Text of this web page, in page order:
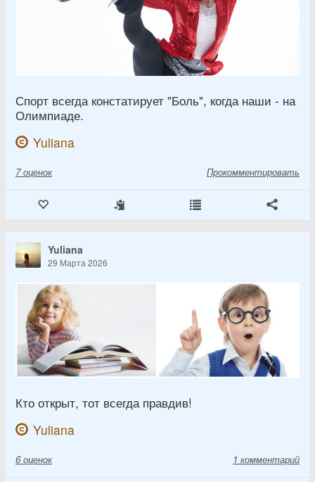
Спорт всегда констатирует "Боль", когда наши - на
Олимпиаде.
Yuliana
7 оценок Прокомментировать
Yuliana
29 Марта 2026
Кто открыт, тот всегда правдив!
Yuliana
6 оценок 1 комментарий